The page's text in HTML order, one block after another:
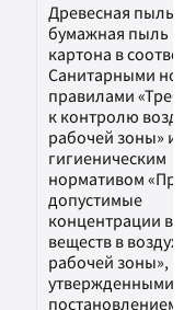
Древесная пыль,
бумажная пыль
картона в
Санитарными
правилами
к контролю
рабочей зоны» и
гигиеническим
нормативом
допустимые
концентрации
веществ в
рабочей зоны»,
утвержденными
постановлением